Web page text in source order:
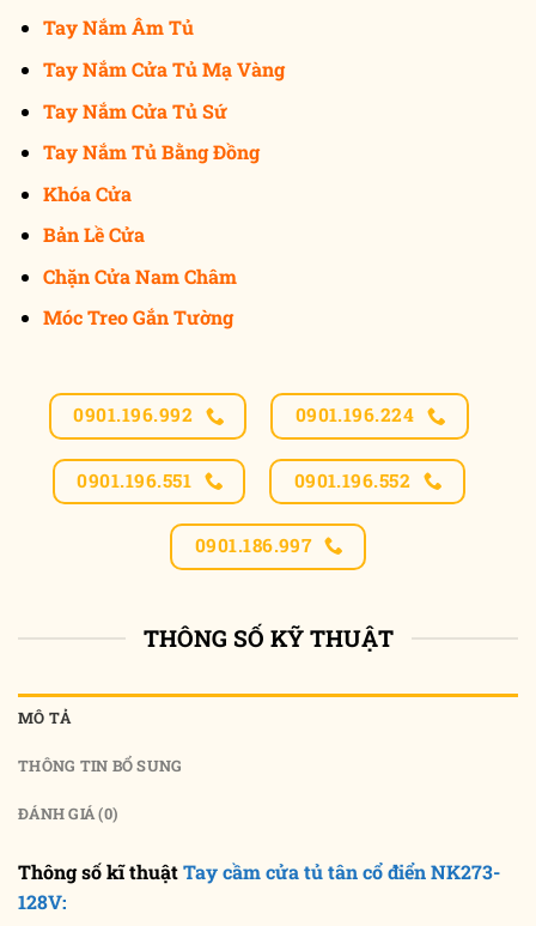
Tay Nắm Âm Tủ
Tay Nắm Cửa Tủ Mạ Vàng
Tay Nắm Cửa Tủ Sứ
Tay Nắm Tủ Bằng Đồng
Khóa Cửa
Bản Lề Cửa
Chặn Cửa Nam Châm
Móc Treo Gắn Tường
0901.196.992 0901.196.224
0901.196.551 0901.196.552
0901.186.997
THÔNG SỐ KỸ THUẬT
MÔ TẢ
THÔNG TIN BỔ SUNG
ĐÁNH GIÁ (0)
Thông số kĩ thuậtTay cầm cửa tủ tân cổ điển NK273-
128V: